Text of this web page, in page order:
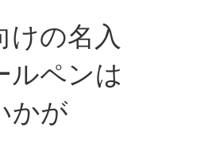
けの名入
ルペンは
かが